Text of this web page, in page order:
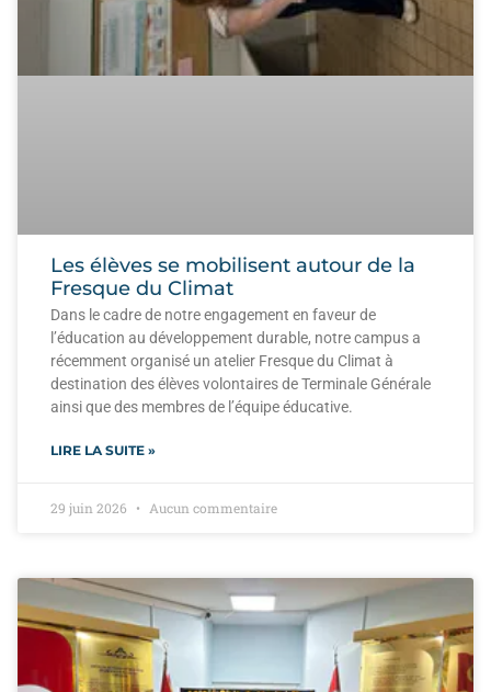
Les élèves se mobilisent autour de la
Fresque du Climat
Dans le cadre de notre engagement en faveur de
l’éducation au développement durable, notre campus a
récemment organisé un atelier Fresque du Climat à
destination des élèves volontaires de Terminale Générale
ainsi que des membres de l’équipe éducative.
LIRE LA SUITE »
29 juin 2026 Aucun commentaire